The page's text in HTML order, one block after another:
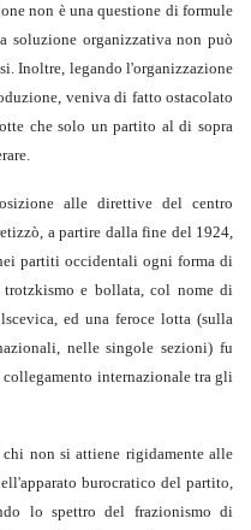
non è una questione di formule
soluzione organizzativa non può
Inoltre, legando l'organizzazione
veniva di fatto ostacolato
che solo un partito al di sopra
alle direttive del centro
a partire dalla fine del 1924,
partiti occidentali ogni forma di
e bollata, col nome di
ed una feroce lotta (sulla
nelle singole sezioni) fu
internazionale tra gli
non si attiene rigidamente alle
burocratico del partito,
lo spettro del frazionismo di